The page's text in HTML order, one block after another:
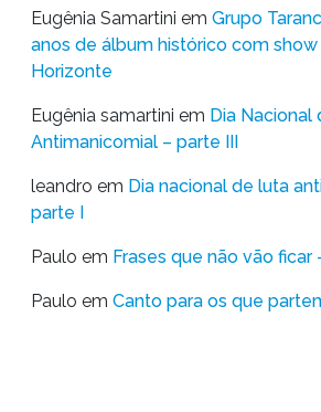
Eugênia Samartini em Grupo
anos de álbum histórico com
Horizonte
Eugênia samartini em Dia Nacional
Antimanicomial – parte III
leandro em Dia nacional de luta
parte I
Paulo em Frases que não vão ficar
Paulo em Canto para os que